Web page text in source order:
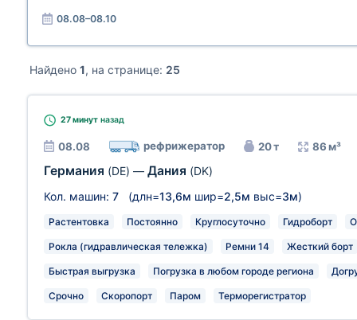
08.08–08.10
Найдено 1, на странице: 25
27 минут назад
08.08 рефрижератор 20 т 86 м³
Германия (DE) — Дания (DK)
Кол. машин: 7 (длн=13,6м шир=2,5м выс=3м)
Растентовка Постоянно Круглосуточно Гидроборт
Рокла (гидравлическая тележка) Ремни 14 Жесткий борт
Быстрая выгрузка Погрузка в любом городе региона
Срочно Скоропорт Паром Терморегистратор